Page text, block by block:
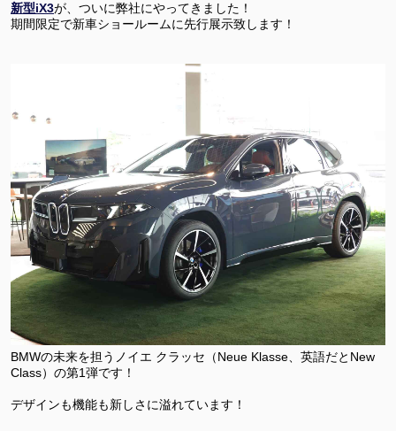
新型iX3が、ついに弊社にやってきました！
期間限定で新車ショールームに先行展示致します！
BMWの未来を担うノイエ クラッセ（Neue Klasse、英語だとNew
Class）の第1弾です！
デザインも機能も新しさに溢れています！